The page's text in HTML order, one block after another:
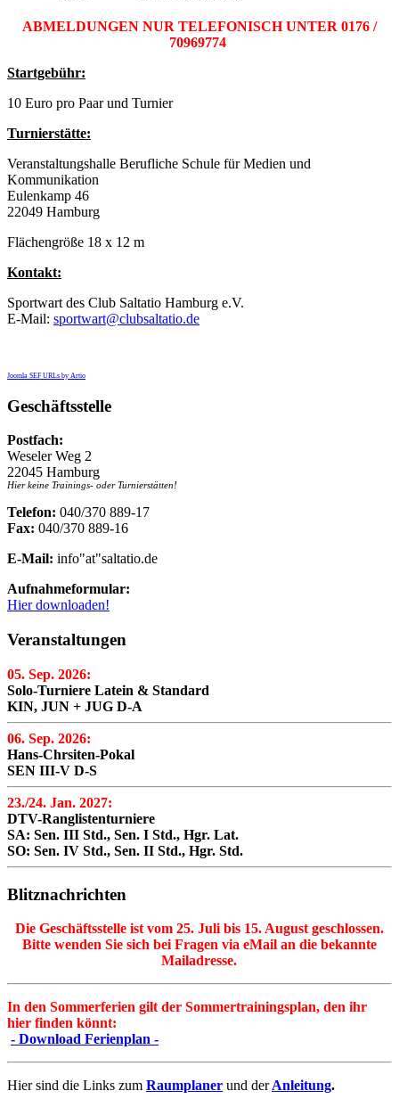
ABMELDUNGEN NUR TELEFONISCH UNTER 0176 /
70969774
Startgebühr:
10 Euro pro Paar und Turnier
Turnierstätte:
Veranstaltungshalle Berufliche Schule für Medien und
Kommunikation
Eulenkamp 46
22049 Hamburg
Flächengröße 18 x 12 m
Kontakt:
Sportwart des Club Saltatio Hamburg e.V.
E-Mail: sportwart@clubsaltatio.de
Joomla SEF URLs by Artio
Geschäftsstelle
Postfach:
Weseler Weg 2
22045 Hamburg
Hier keine Trainings- oder Turnierstätten!
Telefon: 040/370 889-17
Fax: 040/370 889-16
E-Mail: info"at"saltatio.de
Aufnahmeformular:
Hier downloaden!
Veranstaltungen
05. Sep. 2026:
Solo-Turniere Latein & Standard
KIN, JUN + JUG D-A
06. Sep. 2026:
Hans-Chrsiten-Pokal
SEN III-V D-S
23./24. Jan. 2027:
DTV-Ranglistenturniere
SA: Sen. III Std., Sen. I Std., Hgr. Lat.
SO: Sen. IV Std., Sen. II Std., Hgr. Std.
Blitznachrichten
Die Geschäftsstelle ist vom 25. Juli bis 15. August geschlossen.
Bitte wenden Sie sich bei Fragen via eMail an die bekannte
Mailadresse.
In den Sommerferien gilt der Sommertrainingsplan, den ihr
hier finden könnt:
- Download Ferienplan -
Hier sind die Links zum Raumplaner und der Anleitung.